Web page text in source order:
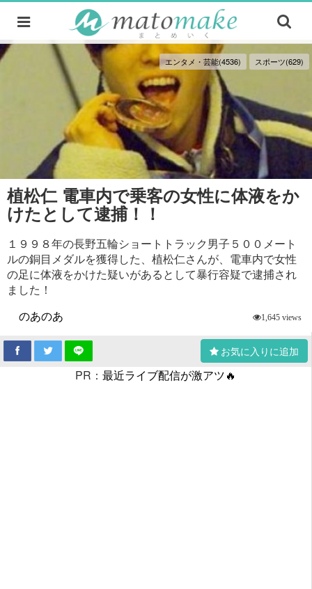
エンタメ・芸能(4536) スポーツ(629)
植松仁 電車内で乗客の女性に体液をか
けたとして逮捕！！
１９９８年の長野五輪ショートトラック男子５００メート
ルの銅目メダルを獲得した、植松仁さんが、電車内で女性
の足に体液をかけた疑いがあるとして暴行容疑で逮捕され
ました！
のあのあ
1,645 views
お気に入りに追加
PR： 最近ライブ配信が激アツ🔥